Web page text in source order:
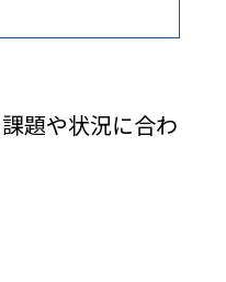
題や状況に合わ